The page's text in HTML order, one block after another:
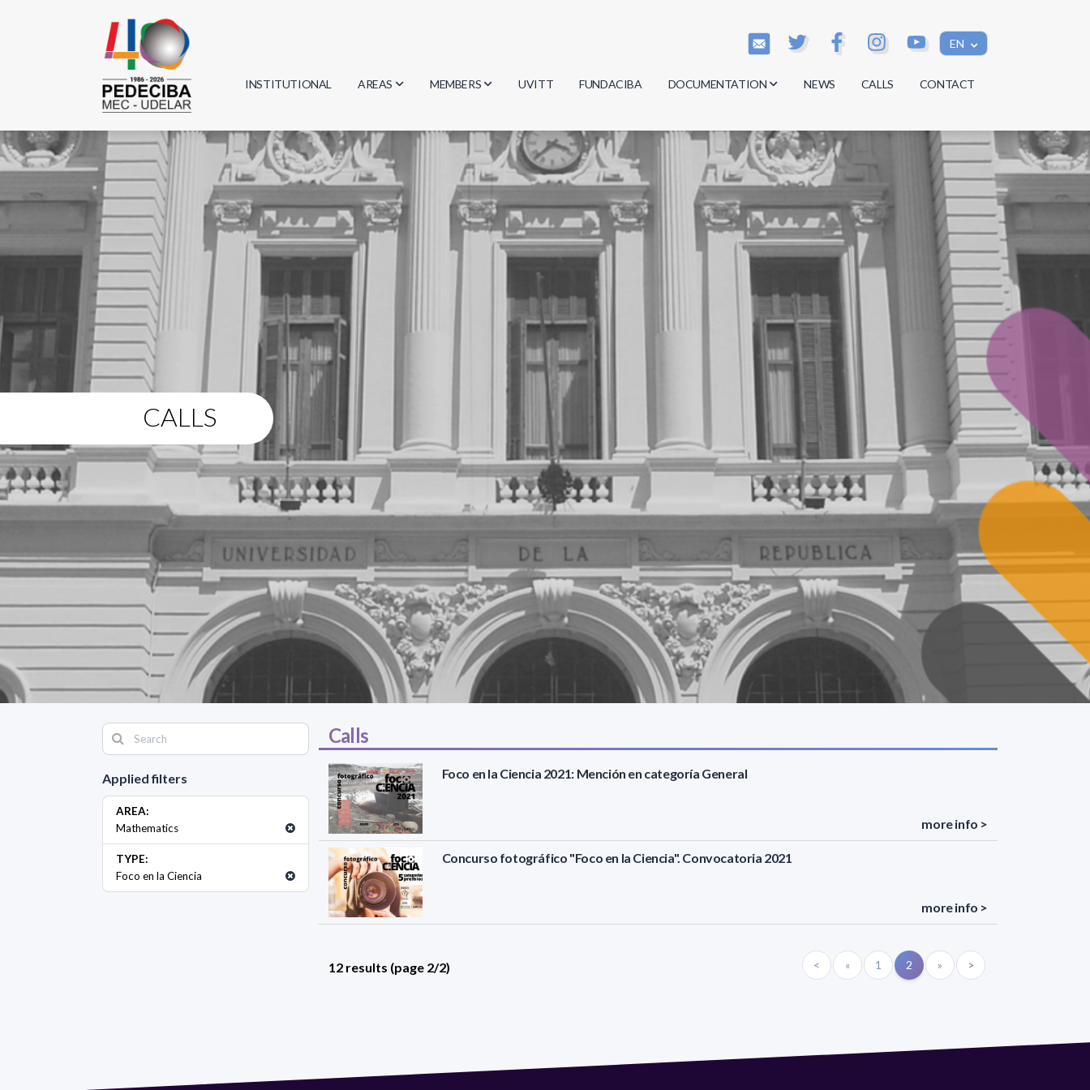
EN
INSTITUTIONAL AREAS
Biology
Physics
Geosciences
Computer Science
Mathematics
MEMBERS
Researchers
Students
Graduates
UVITT FUNDACIBA DOCUMENTATION
Minutes
Regulations
Documents
NEWS CALLS CONTACT
CALLS
Applied filters
AREA:
Mathematics
TYPE:
Foco en la Ciencia
Calls
Foco en la Ciencia 2021: Mención en categoría General
more info >
Concurso fotográfico "Foco en la Ciencia". Convocatoria 2021
more info >
12 results (page 2/2) < « 1 2 » >